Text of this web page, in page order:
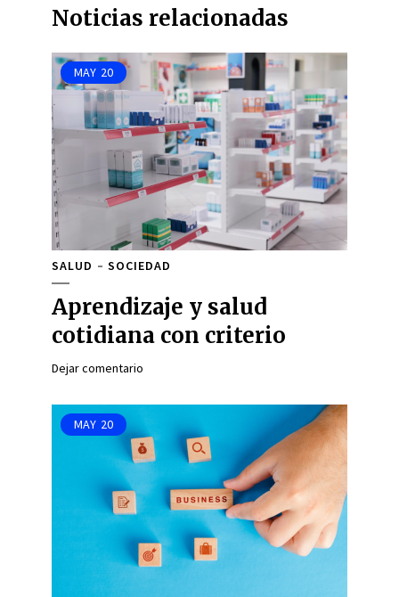
Noticias relacionadas
MAY 20
SALUD SOCIEDAD
Aprendizaje y salud
cotidiana con criterio
Dejar comentario
MAY 20